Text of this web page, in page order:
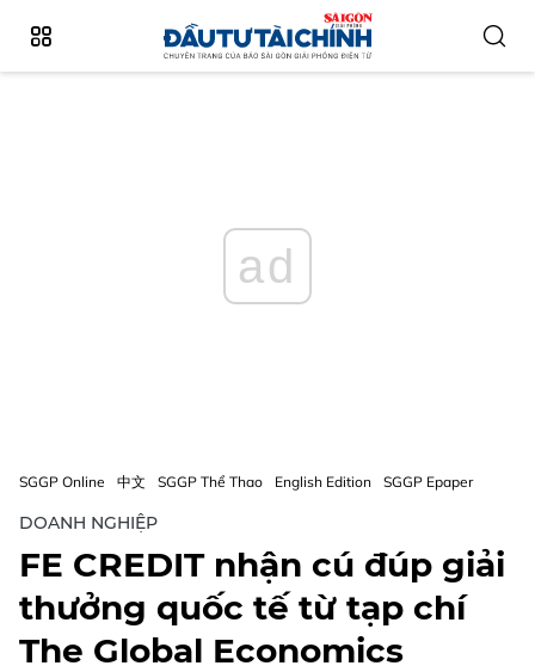
ad
SGGP Online 中文 SGGP Thể Thao English Edition SGGP Epaper
DOANH NGHIỆP
FE CREDIT nhận cú đúp giải
thưởng quốc tế từ tạp chí
The Global Economics